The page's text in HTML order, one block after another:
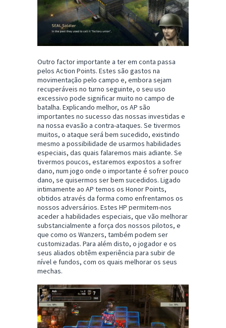
Outro factor importante a ter em conta passa
pelos Action Points. Estes são gastos na
movimentação pelo campo e, embora sejam
recuperáveis no turno seguinte, o seu uso
excessivo pode significar muito no campo de
batalha. Explicando melhor, os AP são
importantes no sucesso das nossas investidas e
na nossa evasão a contra-ataques. Se tivermos
muitos, o ataque será bem sucedido, existindo
mesmo a possibilidade de usarmos habilidades
especiais, das quais falaremos mais adiante. Se
tivermos poucos, estaremos expostos a sofrer
dano, num jogo onde o importante é sofrer pouco
dano, se quisermos ser bem sucedidos. Ligado
intimamente ao AP temos os Honor Points,
obtidos através da forma como enfrentamos os
nossos adversários. Estes HP permitem-nos
aceder a habilidades especiais, que vão melhorar
substancialmente a força dos nossos pilotos, e
que como os Wanzers, também podem ser
customizadas. Para além disto, o jogador e os
seus aliados obtêm experiência para subir de
nível e fundos, com os quais melhorar os seus
mechas.